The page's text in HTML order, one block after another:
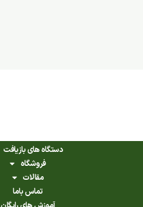
دستگاه های بازیافت
فروشگاه
مقالات
تماس باما